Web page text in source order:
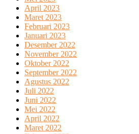
April 2023
Maret 2023
Februari 2023
Januari 2023
Desember 2022
November 2022
Oktober 2022
September 2022
Agustus 2022
Juli 2022
Juni 2022
Mei 2022
April 2022
Maret 2022